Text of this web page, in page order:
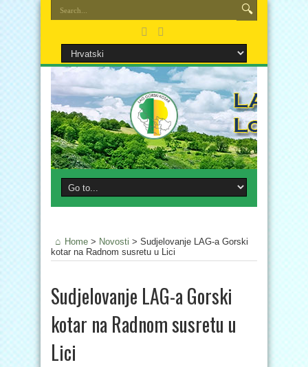
Home > Novosti > Sudjelovanje LAG-a Gorski
kotar na Radnom susretu u Lici
Sudjelovanje LAG-a Gorski
kotar na Radnom susretu u
Lici